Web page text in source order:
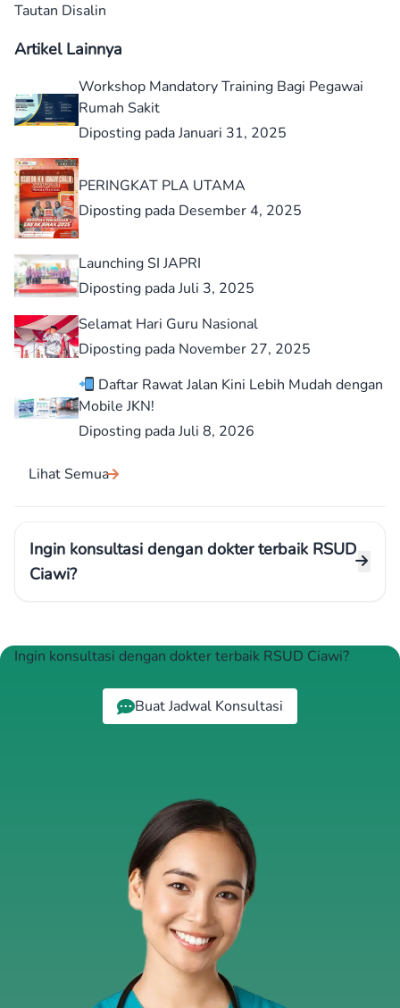
Tautan Disalin
Artikel Lainnya
Workshop Mandatory Training Bagi Pegawai
Rumah Sakit
Diposting pada Januari 31, 2025
PERINGKAT PLA UTAMA
Diposting pada Desember 4, 2025
Launching SI JAPRI
Diposting pada Juli 3, 2025
Selamat Hari Guru Nasional
Diposting pada November 27, 2025
Daftar Rawat Jalan Kini Lebih Mudah dengan
Mobile JKN!
Diposting pada Juli 8, 2026
Lihat Semua
Ingin konsultasi dengan dokter terbaik RSUD
Ciawi?
Ingin konsultasi dengan dokter terbaik RSUD Ciawi?
Buat Jadwal Konsultasi